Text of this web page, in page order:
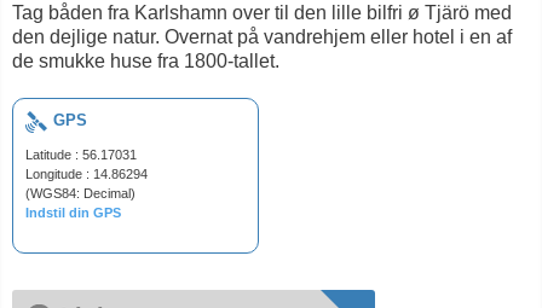
Tag båden fra Karlshamn over til den lille bilfri ø Tjärö med
den dejlige natur. Overnat på vandrehjem eller hotel i en af
de smukke huse fra 1800-tallet.
GPS
Latitude : 56.17031
Longitude : 14.86294
(WGS84: Decimal)
Indstil din GPS